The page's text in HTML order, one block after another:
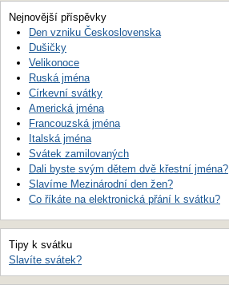
Nejnovější příspěvky
Den vzniku Československa
Dušičky
Velikonoce
Ruská jména
Církevní svátky
Americká jména
Francouzská jména
Italská jména
Svátek zamilovaných
Dali byste svým dětem dvě křestní jména?
Slavíme Mezinárodní den žen?
Co říkáte na elektronická přání k svátku?
Tipy k svátku
Slavíte svátek?